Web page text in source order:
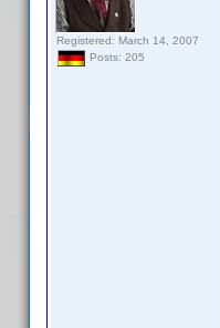
Registered: March 14, 2007
Posts: 205